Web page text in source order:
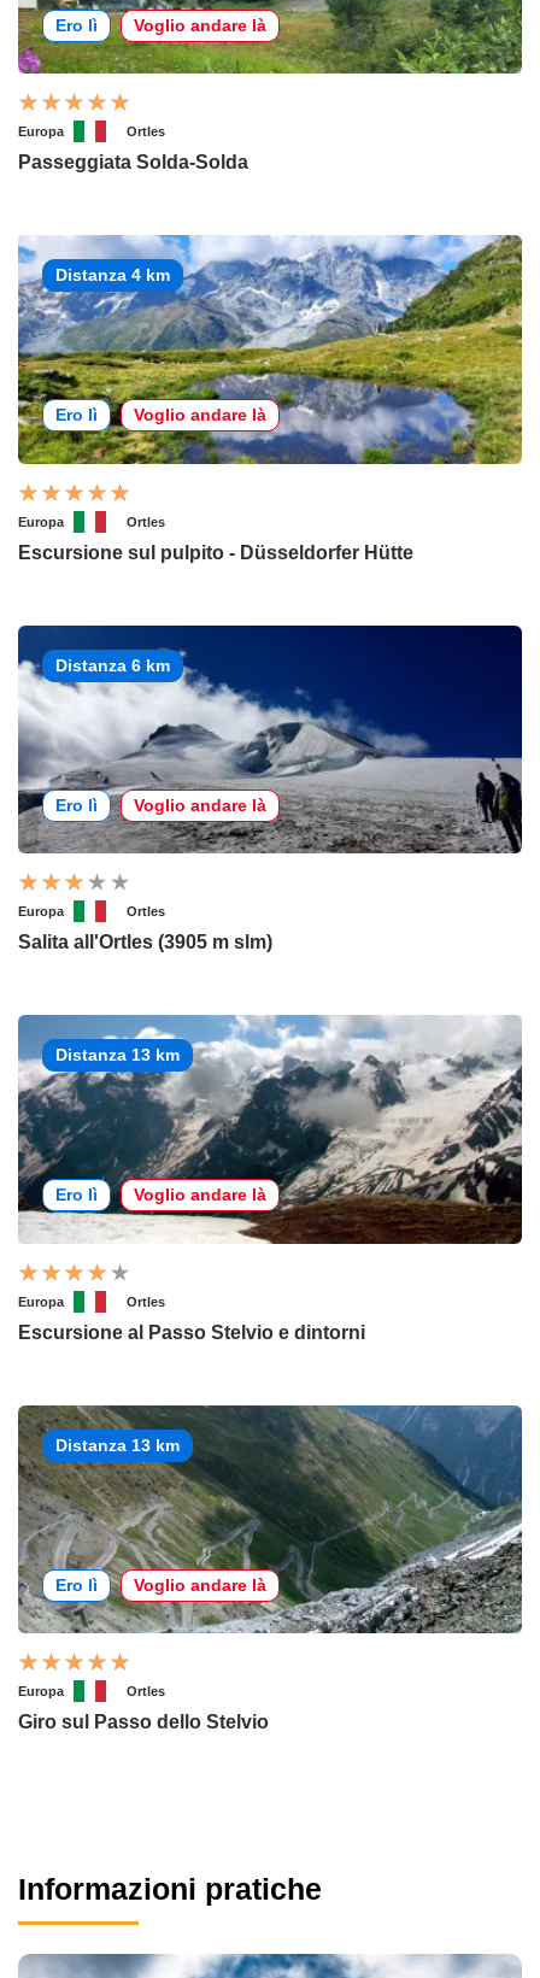
Ero lì Voglio andare là
Europa Ortles
Passeggiata Solda-Solda
Distanza 4 km
Ero lì Voglio andare là
Europa Ortles
Escursione sul pulpito - Düsseldorfer Hütte
Distanza 6 km
Ero lì Voglio andare là
Europa Ortles
Salita all'Ortles (3905 m slm)
Distanza 13 km
Ero lì Voglio andare là
Europa Ortles
Escursione al Passo Stelvio e dintorni
Distanza 13 km
Ero lì Voglio andare là
Europa Ortles
Giro sul Passo dello Stelvio
Informazioni pratiche